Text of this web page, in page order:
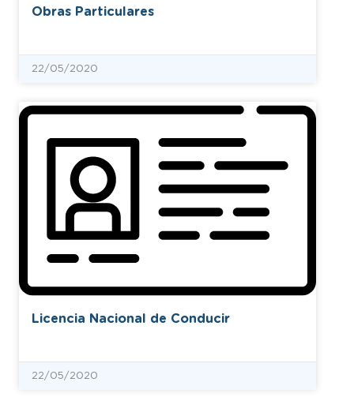
Obras Particulares
22/05/2020
Licencia Nacional de Conducir
22/05/2020